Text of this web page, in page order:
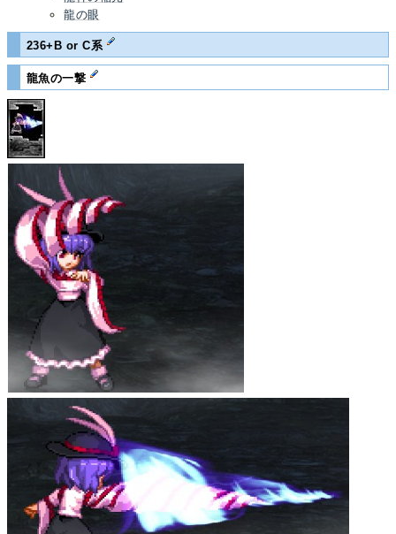
龍の眼
236+B or C系
龍魚の一撃